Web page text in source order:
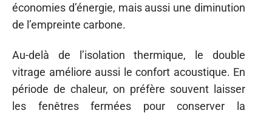
économies d’énergie, mais aussi une diminution
de l’empreinte carbone.
Au-delà de l’isolation thermique, le double
vitrage améliore aussi le confort acoustique. En
période de chaleur, on préfère souvent laisser
les fenêtres fermées pour conserver la